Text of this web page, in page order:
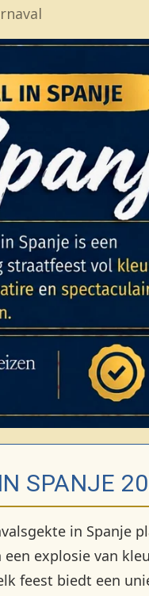
SPANJE
in Spanje
explosie van
feest biedt een